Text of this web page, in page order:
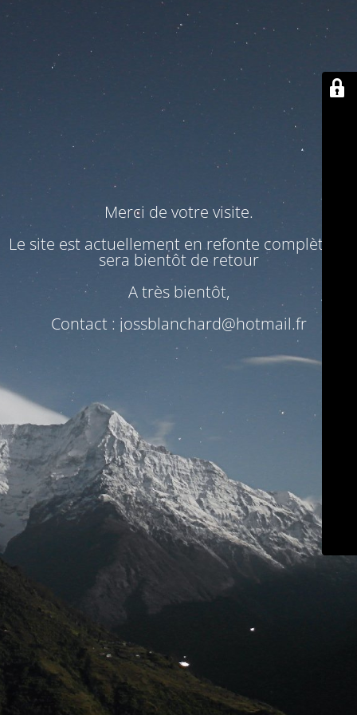
Merci de votre visite.
Le site est actuellement en refonte complète. Il
sera bientôt de retour
A très bientôt,
Contact : jossblanchard@hotmail.fr